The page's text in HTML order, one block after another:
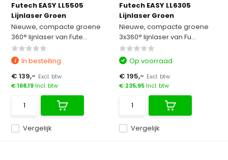
Futech EASY LL5505
Lijnlaser Groen
Nieuwe, compacte groene
360° lijnlaser van Fute...
Vergelijk
In bestelling
€ 139,- Excl. btw
€ 168,19Incl. btw
Futech EASY LL6305
Lijnlaser Groen
Nieuwe, compacte groene
3x360° lijnlaser van Fu...
Vergelijk
Op voorraad
€ 195,- Excl. btw
€ 235,95Incl. btw